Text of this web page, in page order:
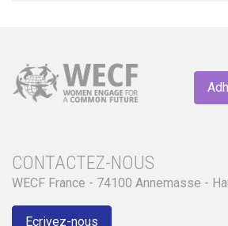
CONTACTEZ-NOUS
WECF France - 74100 Annemasse -
Ecrivez-nous